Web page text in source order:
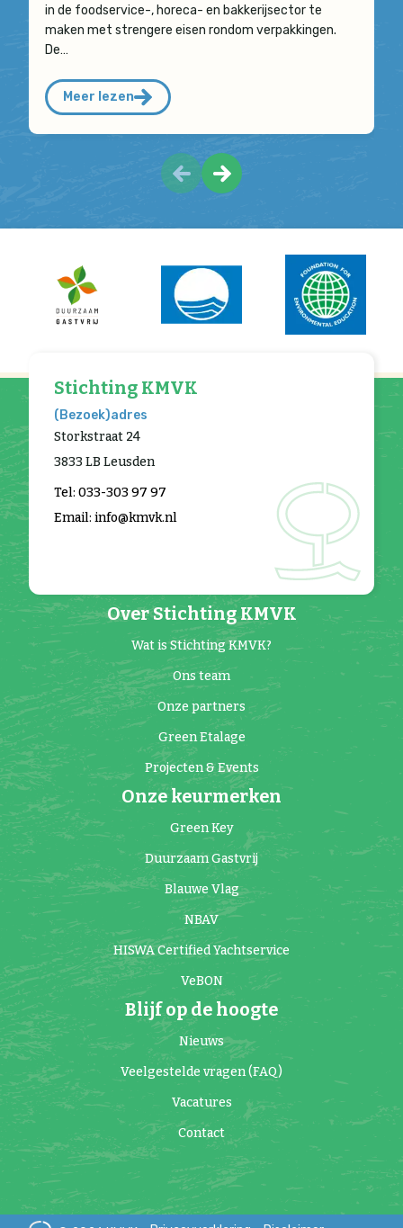
in de foodservice-, horeca- en bakkerijsector te
maken met strengere eisen rondom verpakkingen.
De…
Meer lezen
Over Stichting KMVK
Wat is Stichting KMVK?
Ons team
Onze partners
Green Etalage
Projecten & Events
Onze keurmerken
Green Key
Duurzaam Gastvrij
Blauwe Vlag
NBAV
HISWA Certified Yachtservice
VeBON
Blijf op de hoogte
Nieuws
Veelgestelde vragen (FAQ)
Vacatures
Contact
Stichting KMVK
(Bezoek)adres
Storkstraat 24
3833 LB Leusden
Tel: 033-303 97 97
Email: info@kmvk.nl